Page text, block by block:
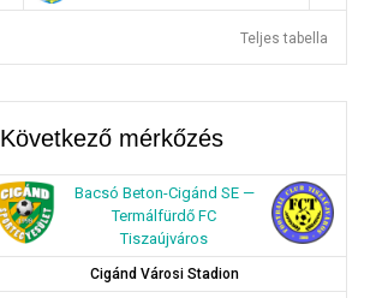
Teljes tabella
Következő mérkőzés
Bacsó Beton-Cigánd SE —
Termálfürdő FC
Tiszaújváros
Cigánd Városi Stadion